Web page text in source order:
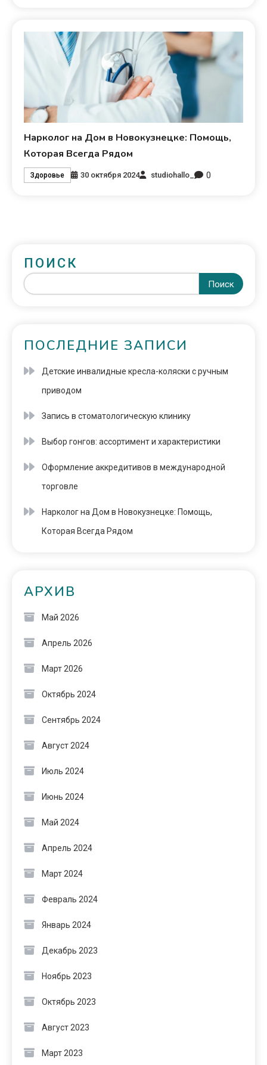
Нарколог на Дом в Новокузнецке: Помощь,
Которая Всегда Рядом
Здоровье 30 октября 2024 studiohallo_ 0
ПОИСК
Поиск
ПОСЛЕДНИЕ ЗАПИСИ
Детские инвалидные кресла-коляски с ручным
приводом
Запись в стоматологическую клинику
Выбор гонгов: ассортимент и характеристики
Оформление аккредитивов в международной
торговле
Нарколог на Дом в Новокузнецке: Помощь,
Которая Всегда Рядом
АРХИВ
Май 2026
Апрель 2026
Март 2026
Октябрь 2024
Сентябрь 2024
Август 2024
Июль 2024
Июнь 2024
Май 2024
Апрель 2024
Март 2024
Февраль 2024
Январь 2024
Декабрь 2023
Ноябрь 2023
Октябрь 2023
Август 2023
Март 2023